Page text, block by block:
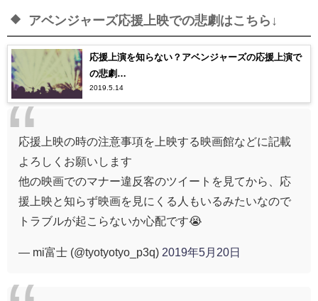
アベンジャーズ応援上映での悲劇はこちら↓
応援上演を知らない？アベンジャーズの応援上演で
の悲劇…
2019.5.14
応援上映の時の注意事項を上映する映画館などに記載
よろしくお願いします
他の映画でのマナー違反客のツイートを見てから、応
援上映と知らず映画を見にくる人もいるみたいなので
トラブルが起こらないか心配です😭
— mi富士 (@tyotyotyo_p3q) 2019年5月20日